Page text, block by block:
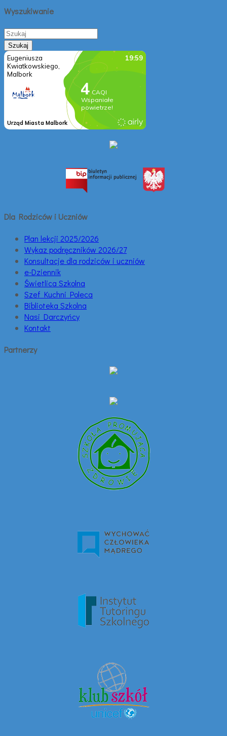
Wyszukiwanie
Dla Rodziców i Uczniów
Plan lekcji 2025/2026
Wykaz podręczników 2026/27
Konsultacje dla rodziców i uczniów
e-Dziennik
Świetlica Szkolna
Szef Kuchni Poleca
Biblioteka Szkolna
Nasi Darczyńcy
Kontakt
Partnerzy